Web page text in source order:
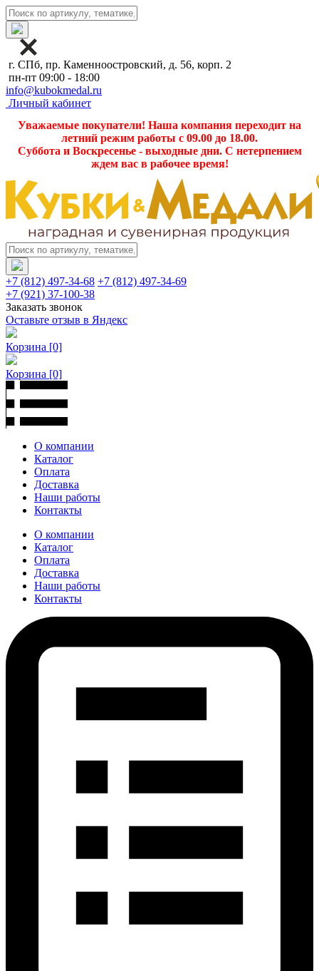
г. СПб, пр. Каменноостровский, д. 56, корп. 2
пн-пт 09:00 - 18:00
info@kubokmedal.ru
Личный кабинет
Уважаемые покупатели! Наша компания переходит на
летний режим работы с 09.00 до 18.00.
Суббота и Воскресенье - выходные дни. С нетерпением
ждем вас в рабочее время!
+7 (812) 497-34-68 +7 (812) 497-34-69
+7 (921) 37-100-38
Заказать звонок
Оставьте отзыв в Яндекс
Корзина [0]
Корзина [0]
О компании
Каталог
Оплата
Доставка
Наши работы
Контакты
О компании
Каталог
Оплата
Доставка
Наши работы
Контакты